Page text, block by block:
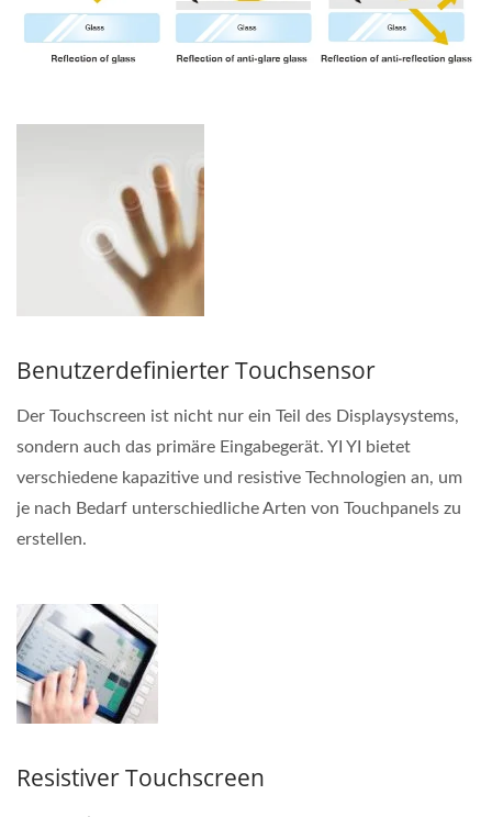
Benutzerdefinierter Touchsensor
Der Touchscreen ist nicht nur ein Teil des Displaysystems,
sondern auch das primäre Eingabegerät. YI YI bietet
verschiedene kapazitive und resistive Technologien an, um
je nach Bedarf unterschiedliche Arten von Touchpanels zu
erstellen.
Resistiver Touchscreen